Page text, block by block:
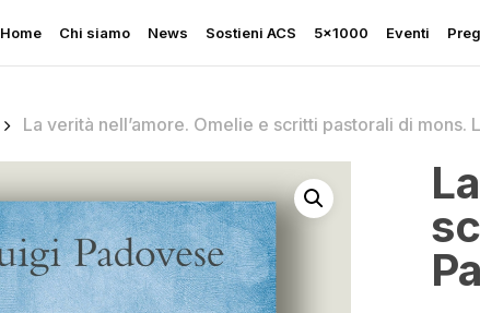
Home Chi siamo News Sostieni ACS 5×1000 Eventi
La verità nell’amore. Omelie e scritti pastorali di mons.